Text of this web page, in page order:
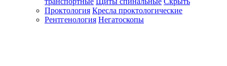
Проктология Кресла проктологические
Рентгенология Негатоскопы